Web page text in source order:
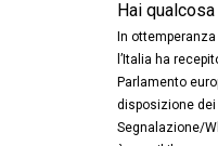
Hai
In
l’Italia ha
Parlamento
disposizione dei
Segnalazione/